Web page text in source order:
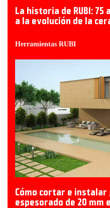
La historia de RUBI:
a la evolución de la
Herramientas RUBI
Cómo cortar e instalar
espesorado de 20 mm